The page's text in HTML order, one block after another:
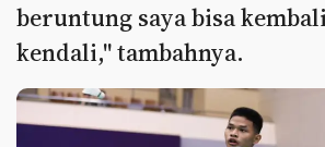
beruntung saya bisa
kendali," tambahnya.